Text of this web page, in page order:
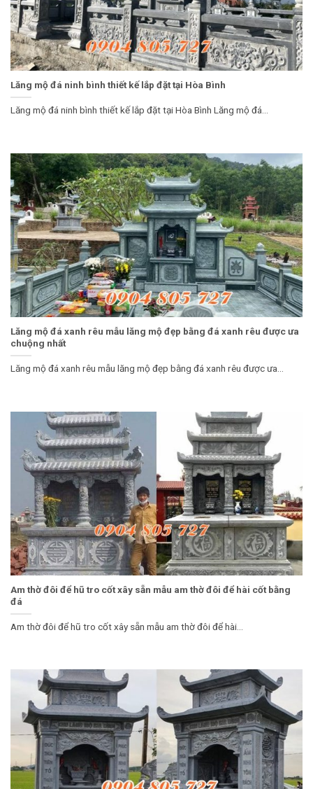
Lăng mộ đá ninh bình thiết kế lắp đặt tại Hòa Bình
Lăng mộ đá ninh bình thiết kế lắp đặt tại Hòa Bình Lăng mộ đá...
Lăng mộ đá xanh rêu mẫu lăng mộ đẹp bằng đá xanh rêu được ưa
chuộng nhất
Lăng mộ đá xanh rêu mẫu lăng mộ đẹp bằng đá xanh rêu được ưa...
Am thờ đôi để hũ tro cốt xây sẵn mẫu am thờ đôi để hài cốt bằng
đá
Am thờ đôi để hũ tro cốt xây sẵn mẫu am thờ đôi để hài...